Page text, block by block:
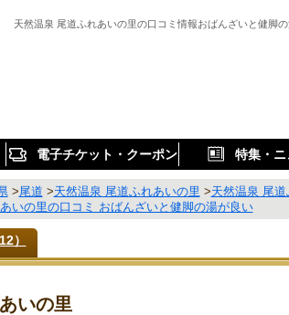
天然温泉 尾道ふれあいの里の口コミ情報おばんざいと健脚
電子チケット・クーポン 特集・ニ
>尾道 >天然温泉 尾道ふれあいの里 >天然温泉 尾
いの里の口コミ おばんざいと健脚の湯が良い
）
いの里